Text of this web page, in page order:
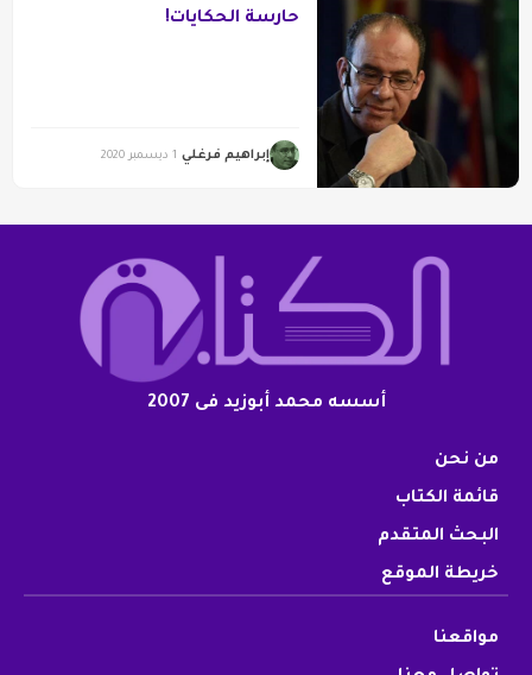
حارسة الحكايات!
إبراهيم فرغلي 1 ديسمبر 2020
أسسه محمد أبوزيد فى 2007
من نحن
قائمة الكتاب
البحث المتقدم
خريطة الموقع
مواقعنا